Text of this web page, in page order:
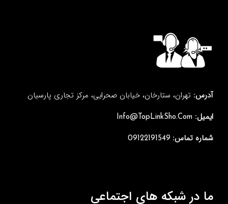
آدرس: تهران، ستارخان، خیابان صحرایی، مرکز تجاری پارسیان
ایمیل:
شماره تماس:
ما در شبکه های اجتماعی